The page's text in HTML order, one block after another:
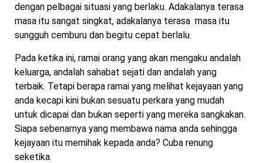
dengan pelbagai situasi yang berlaku. Adakalanya terasa
masa itu sangat singkat, adakalanya terasa masa itu
sungguh cemburu dan begitu cepat berlalu.
Pada ketika ini, ramai orang yang akan mengaku andalah
keluarga, andalah sahabat sejati dan andalah yang
terbaik. Tetapi berapa ramai yang melihat kejayaan yang
anda kecapi kini bukan sesuatu perkara yang mudah
untuk dicapai dan bukan seperti yang mereka sangkakan.
Siapa sebenarnya yang membawa nama anda sehingga
kejayaan itu memihak kepada anda? Cuba renung
seketika.